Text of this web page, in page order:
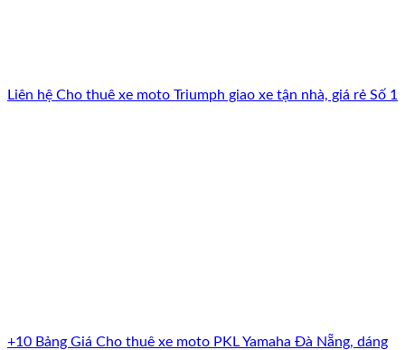
Liên hệ Cho thuê xe moto Triumph giao xe tận nhà, giá rẻ Số 1
+10 Bảng Giá Cho thuê xe moto PKL Yamaha Đà Nẵng, dáng